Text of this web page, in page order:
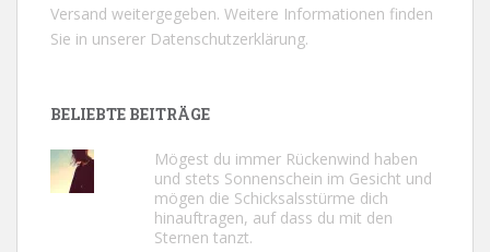
Versand weitergegeben. Weitere Informationen finden
Sie in unserer Datenschutzerklärung.
BELIEBTE BEITRÄGE
Mögest du immer Rückenwind haben
und stets Sonnenschein im Gesicht und
mögen die Schicksalsstürme dich
hinauftragen, auf dass du mit den
Sternen tanzt.